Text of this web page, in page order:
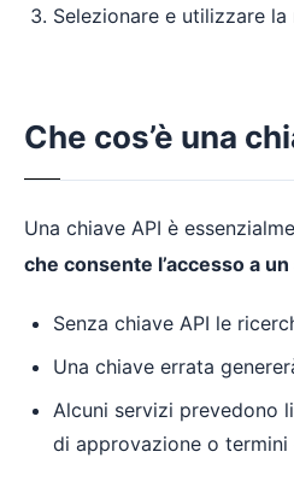
Selezionare e utilizzare
Che cos’è una
Una chiave API è
che consente l’accesso a
Senza chiave API le
Una chiave errata
Alcuni servizi prevedono
di approvazione o termini